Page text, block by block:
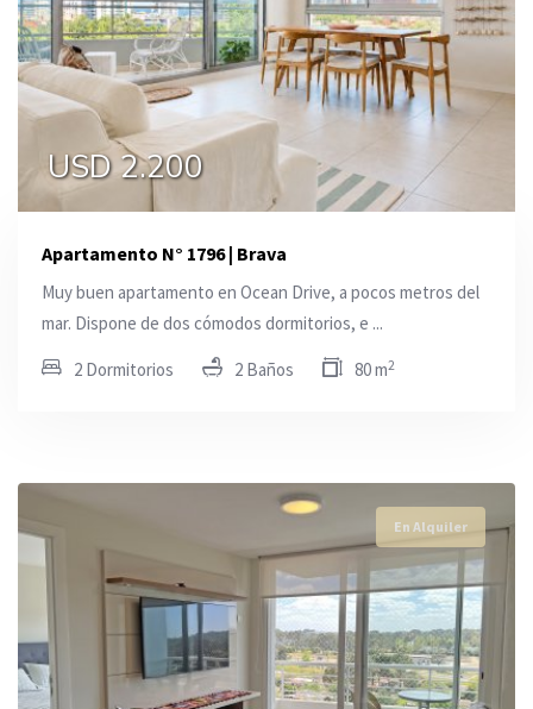
USD 2.200
Apartamento N° 1796 | Brava
Muy buen apartamento en Ocean Drive, a pocos metros del
mar. Dispone de dos cómodos dormitorios, e ...
2 Dormitorios 2 Baños 80 m2
En Alquiler